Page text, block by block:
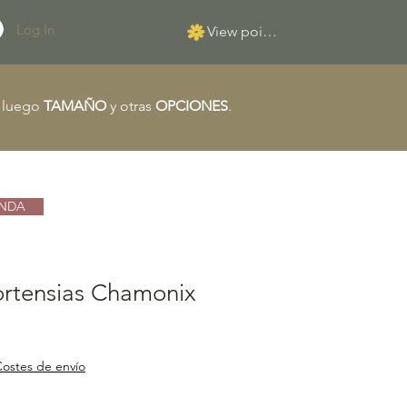
Log In View points
TAMAÑO y otras OPCIONES.
Chamonix
de envío